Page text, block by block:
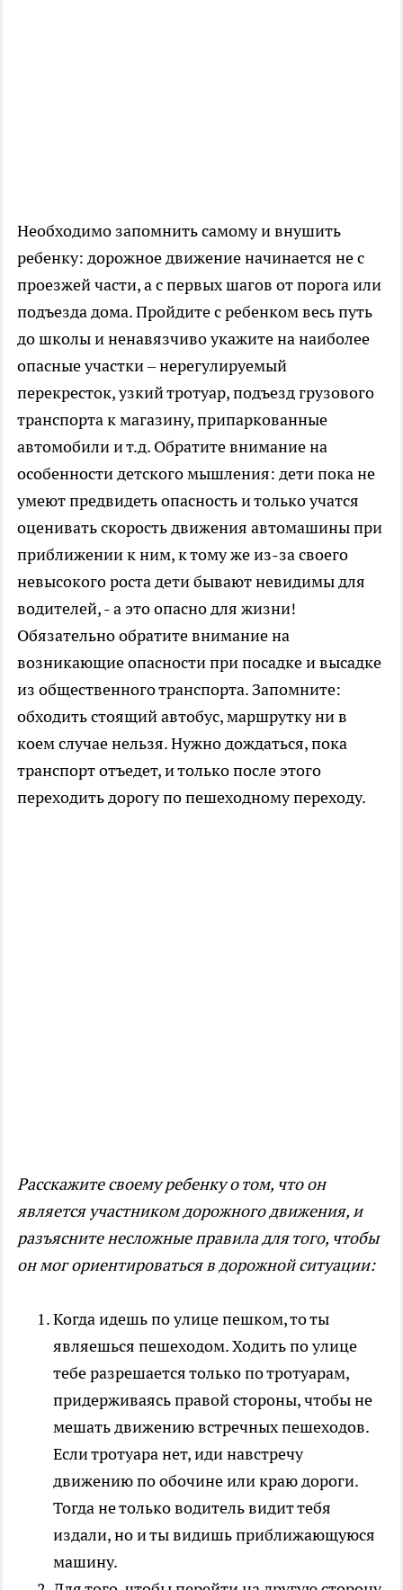
Необходимо запомнить самому и внушить
ребенку: дорожное движение начинается не с
проезжей части, а с первых шагов от порога или
подъезда дома. Пройдите с ребенком весь путь
до школы и ненавязчиво укажите на наиболее
опасные участки – нерегулируемый
перекресток, узкий тротуар, подъезд грузового
транспорта к магазину, припаркованные
автомобили и т.д. Обратите внимание на
особенности детского мышления: дети пока не
умеют предвидеть опасность и только учатся
оценивать скорость движения автомашины при
приближении к ним, к тому же из-за своего
невысокого роста дети бывают невидимы для
водителей, - а это опасно для жизни!
Обязательно обратите внимание на
возникающие опасности при посадке и высадке
из общественного транспорта. Запомните:
обходить стоящий автобус, маршрутку ни в
коем случае нельзя. Нужно дождаться, пока
транспорт отъедет, и только после этого
переходить дорогу по пешеходному переходу.
Расскажите своему ребенку о том, что он
является участником дорожного движения, и
разъясните несложные правила для того, чтобы
он мог ориентироваться в дорожной ситуации:
Когда идешь по улице пешком, то ты
являешься пешеходом. Ходить по улице
тебе разрешается только по тротуарам,
придерживаясь правой стороны, чтобы не
мешать движению встречных пешеходов.
Если тротуара нет, иди навстречу
движению по обочине или краю дороги.
Тогда не только водитель видит тебя
издали, но и ты видишь приближающуюся
машину.